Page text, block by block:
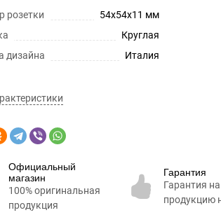
розетки
54x54x11 мм
Круглая
дизайна
Италия
Официальный
магазин
100% оригинальная
продукция
Гарантия
Гарантия
продукцию